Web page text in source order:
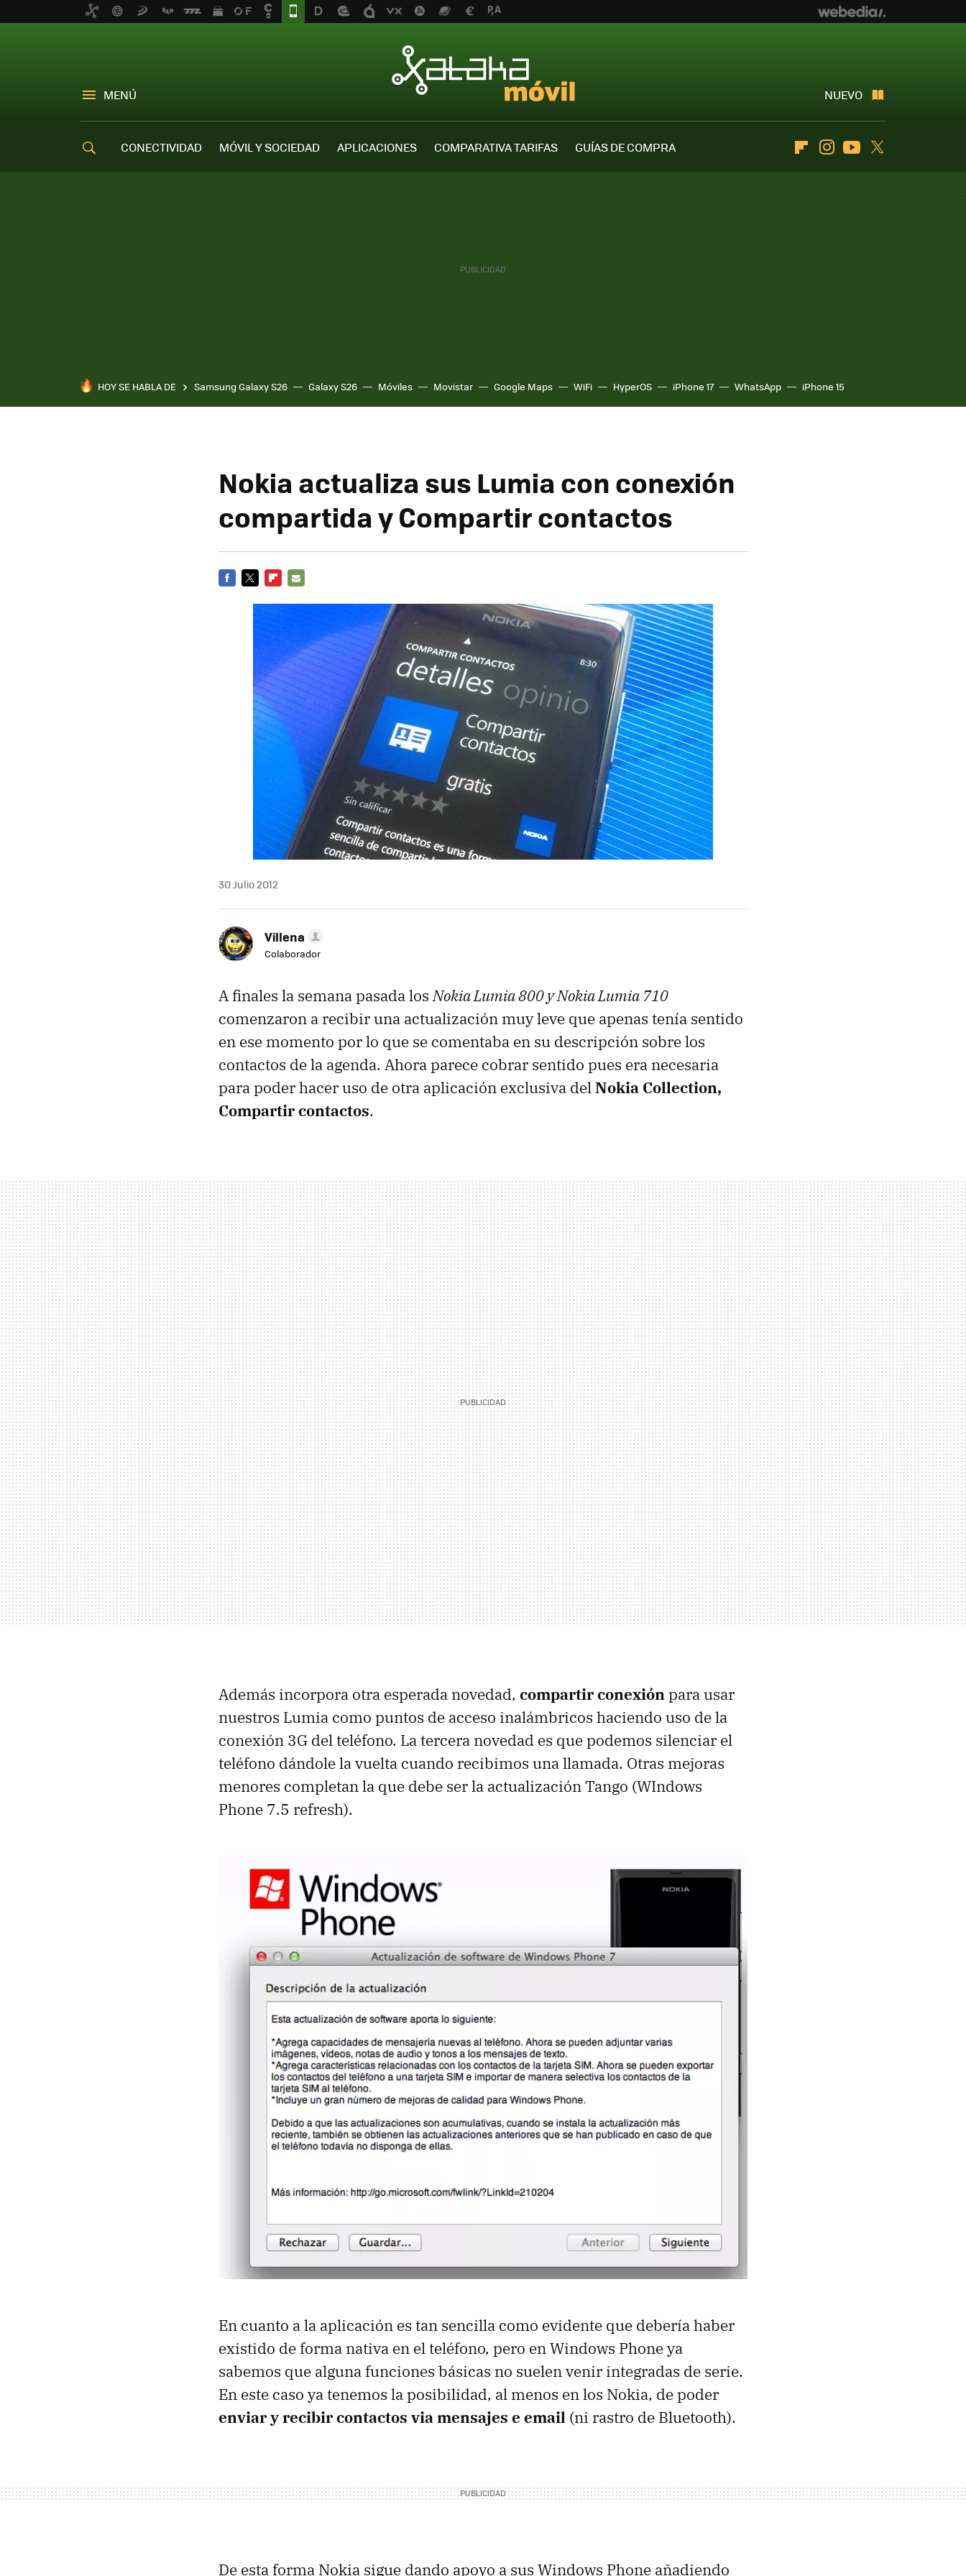
MENÚ NUEVO
CONECTIVIDAD MÓVIL Y SOCIEDAD APLICACIONES COMPARATIVA TARIFAS
GUÍAS DE COMPRA
FlipboardInstagramYoutube
HOY SE HABLA DE Samsung Galaxy S26 Galaxy S26 Móviles Movistar Google Maps WiFi HyperOS iPhone 17 WhatsApp iPhone 15
Nokia actualiza sus Lumia con conexión
compartida y Compartir contactos
30 Julio 2012
Villena
Colaborador
A finales la semana pasada losNokia Lumia 800 y Nokia Lumia 710
comenzaron a recibir una actualización muy leve que apenas tenía sentido
en ese momento por lo que se comentaba en su descripción sobre los
contactos de la agenda. Ahora parece cobrar sentido pues era necesaria
para poder hacer uso de otra aplicación exclusiva delNokia Collection,
Compartir contactos.
Además incorpora otra esperada novedad, compartir conexiónpara usar
nuestros Lumia como puntos de acceso inalámbricos haciendo uso de la
conexión 3G del teléfono. La tercera novedad es que podemos silenciar el
teléfono dándole la vuelta cuando recibimos una llamada. Otras mejoras
menores completan la que debe ser la actualización Tango (WIndows
Phone 7.5 refresh).
En cuanto a la aplicación es tan sencilla como evidente que debería haber
existido de forma nativa en el teléfono, pero en Windows Phone ya
sabemos que alguna funciones básicas no suelen venir integradas de serie.
En este caso ya tenemos la posibilidad, al menos en los Nokia, de poder
enviar y recibir contactos via mensajes e email (ni rastro de Bluetooth).
De esta forma Nokia sigue dando apoyo a sus Windows Phone añadiendo